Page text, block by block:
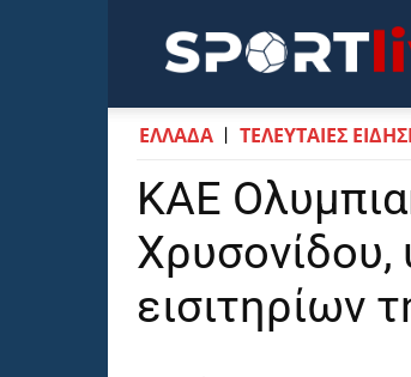
ΕΛΛΑΔΑ ΤΕΛΕΥΤΑΙΕΣ
ΚΑΕ
Χρυσονίδου,
εισιτηρίων